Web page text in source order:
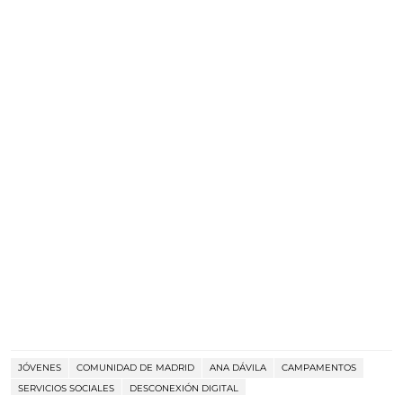
JÓVENES COMUNIDAD DE MADRID ANA DÁVILA
CAMPAMENTOS
SERVICIOS SOCIALES
DESCONEXIÓN DIGITAL